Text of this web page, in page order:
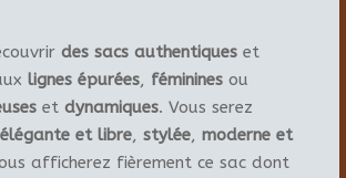
des sacs authentiques et
lignes épurées, féminines ou
et dynamiques. Vous serez
et libre, stylée, moderne et
afficherez fièrement ce sac dont